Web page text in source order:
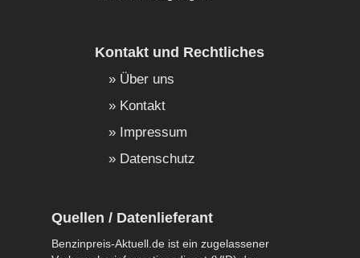
Kontakt und Rechtliches
Über uns
Kontakt
Impressum
Datenschutz
Quellen / Datenlieferant
Benzinpreis-Aktuell.de ist ein zugelassener